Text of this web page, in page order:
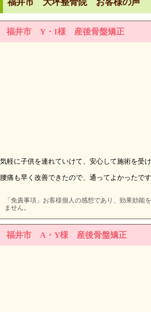
福井市 Y・I様 産後骨盤矯正
気軽に子供を連れていけて、安心して施術を受
腰痛も早く改善できたので、通ってよかったです
「免責事項」お客様個人の感想であり、効果効能
ません。
福井市 A・Y様 産後骨盤矯正